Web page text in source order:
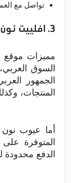
تواصل مع
3. افلييت نون:
مميزات موقع
السوق
الجمهور
المنتجات،
أما عيوب
المتوفرة
الدفع محدودة